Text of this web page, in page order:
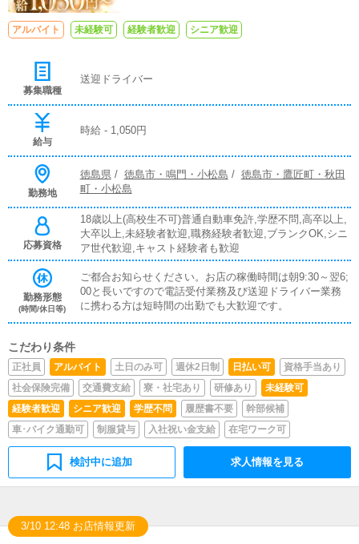
アルバイト 未経験可 経験者歓迎 シニア歓迎
募集職種
送迎ドライバー
給与
時給 - 1,050円
勤務地
徳島県 / 徳島市・鳴門・小松島 / 徳島市・鷹匠町・秋田
町・小松島
応募資格
18歳以上(高校生不可)普通自動車免許,学歴不問,高卒以上,
大卒以上,未経験者歓迎,職務経験者歓迎,ブランクOK,シニ
ア世代歓迎,キャスト経験者も歓迎
勤務形態
(時間/休日等)
ご都合お知らせください。お店の稼働時間は朝9:30～翌6;
00と長いですので電話受付業務及び送迎ドライバー業務
に携わる方は短時間の出勤でも大歓迎です。
こだわり条件
正社員 アルバイト 土日のみ可 週休2日制 日払い可
資格手当あり
社会保険完備
交通費支給 寮・社宅あり 研修あり
未経験可
経験者歓迎
シニア歓迎 学歴不問 履歴書不要
幹部候補
車･バイク通勤可
制服貸与 入社祝い金支給 在宅ワーク可
検討中に追加 求人情報を見る
3/10 12:48 お店情報更新